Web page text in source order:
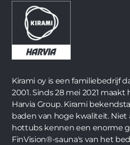
Kirami oy is een familiebedrijf
2001. Sinds 28 mei 2021
Harvia Group. Kirami
baden van hoge kwaliteit. Niet
hottubs kennen een enorme
FinVision®-sauna's van het